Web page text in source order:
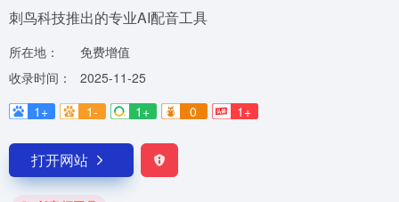
刺鸟科技推出的专业AI配音工具
所在地：
免费增值
收录时间：
2025-11-25
1+
1- 1+ 0 1+
打开网站